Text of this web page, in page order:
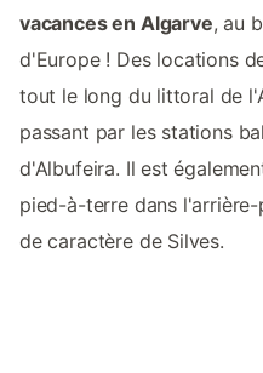
vacances en Algarve, au
d'Europe ! Des locations
tout le long du littoral de
passant par les stations
d'Albufeira. Il est
pied-à-terre dans
de caractère de Silves.